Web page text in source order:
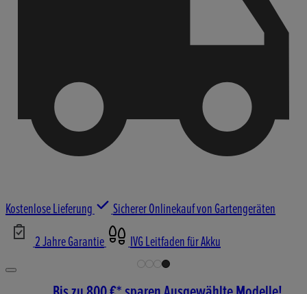
Kostenlose Lieferung
Sicherer Onlinekauf von Gartengeräten
2 Jahre Garantie
IVG Leitfaden für Akku